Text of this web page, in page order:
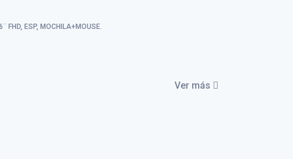
FHD, ESP, MOCHILA+MOUSE.
Ver más